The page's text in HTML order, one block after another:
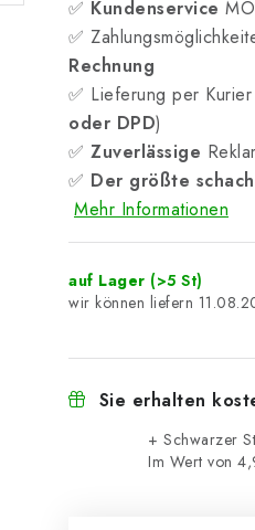
✅ Kundenservice
✅
Rechnung
✅ Lieferung per
oder DPD)
✅ Zuverlässige
✅ Der größte
Mehr Informationen
auf Lager (>5 St)
Sie erhalten
+ Schwarzer
Im Wert von